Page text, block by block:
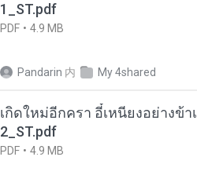
1_ST.pdf
PDF 4.9 MB
Pandarin 内 My 4shared
เกิดใหม่อีกครา อี๋เหนียงอย่างข้
2_ST.pdf
PDF 4.9 MB